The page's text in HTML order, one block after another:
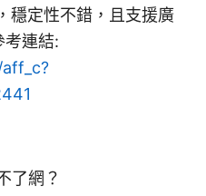
穩定性不錯，且支援廣
考連結:
了網？